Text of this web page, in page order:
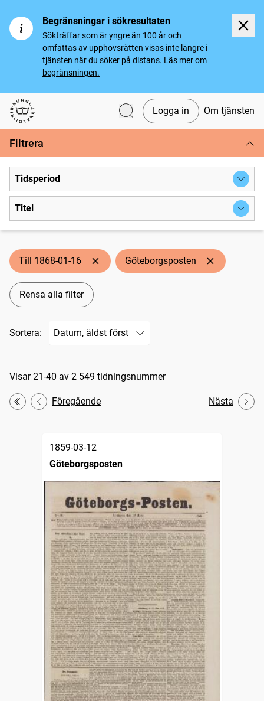
Begränsningar i sökresultaten
Sökträffar som är yngre än 100 år och
omfattas av upphovsrätten visas inte längre i
tjänsten när du söker på distans. Läs mer om
begränsningen.
Svenska tidningar
Logga in Om tjänsten
Filtrera
Tidsperiod
Titel
Till 1868-01-16 Göteborgsposten
Rensa alla filter
Sortera:
Sökresultat
Visar 21-40 av 2 549 tidningsnummer
Första
Föregående Nästa
1859-03-12
Göteborgsposten